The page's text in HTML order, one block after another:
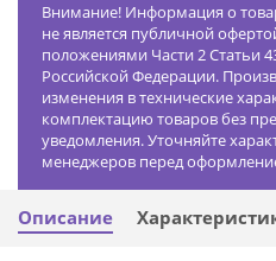
Внимание! Информация о
не является публичной
положениями Части 2 Статьи
Российской Федерации.
изменения в технические
комплектацию товаров без
уведомления. Уточняйте
менеджеров перед
Описание